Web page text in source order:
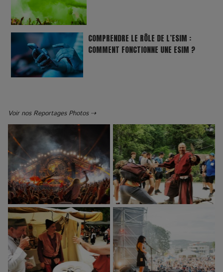
COMPRENDRE LE RÔLE DE L’ESIM :
COMMENT FONCTIONNE UNE ESIM ?
Voir nos Reportages Photos ⇢